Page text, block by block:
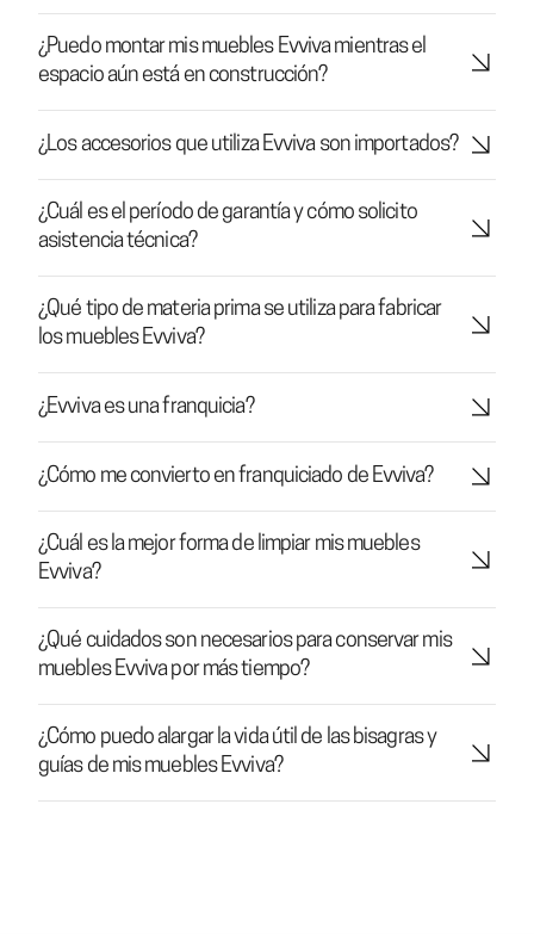
¿Puedo montar mis muebles Evviva mientras el
espacio aún está en construcción?
¿Los accesorios que utiliza Evviva son importados?
¿Cuál es el período de garantía y cómo solicito
asistencia técnica?
¿Qué tipo de materia prima se utiliza para fabricar
los muebles Evviva?
¿Evviva es una franquicia?
¿Cómo me convierto en franquiciado de Evviva?
¿Cuál es la mejor forma de limpiar mis muebles
Evviva?
¿Qué cuidados son necesarios para conservar mis
muebles Evviva por más tiempo?
¿Cómo puedo alargar la vida útil de las bisagras y
guías de mis muebles Evviva?